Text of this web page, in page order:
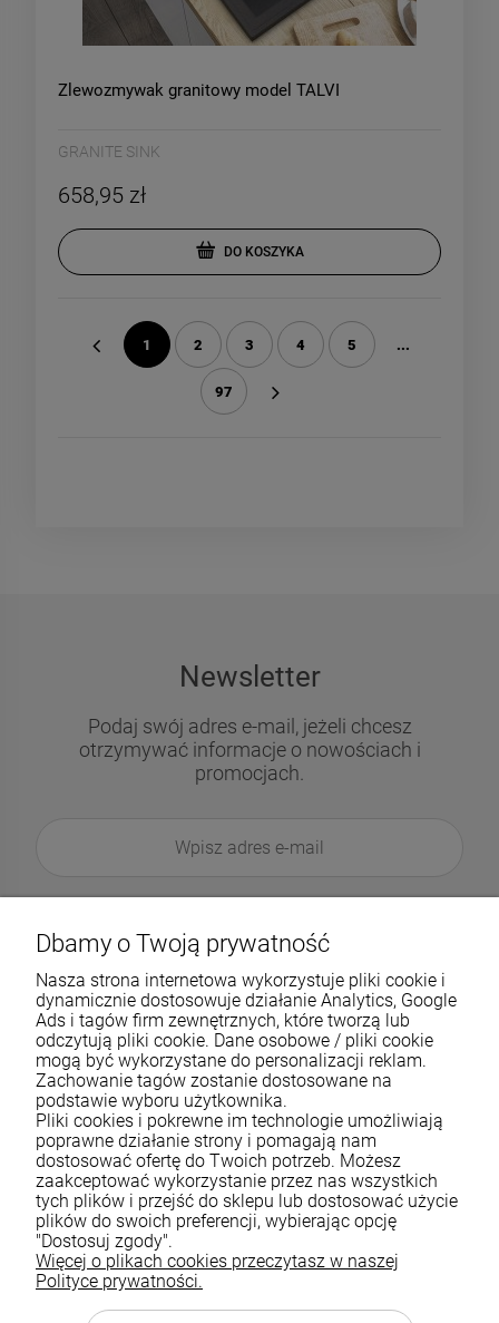
Zlewozmywak granitowy model TALVI
GRANITE SINK
658,95 zł
DO KOSZYKA
1 2 3 4 5 ...
97
Newsletter
Podaj swój adres e-mail, jeżeli chcesz
otrzymywać informacje o nowościach i
promocjach.
Pomoc
Moje konto
Płatności i dostawa
Informacje
Dbamy o Twoją prywatność
Nasza strona internetowa wykorzystuje pliki cookie i
dynamicznie dostosowuje działanie Analytics, Google
Ads i tagów firm zewnętrznych, które tworzą lub
odczytują pliki cookie. Dane osobowe / pliki cookie
mogą być wykorzystane do personalizacji reklam.
Zachowanie tagów zostanie dostosowane na
podstawie wyboru użytkownika.
Pliki cookies i pokrewne im technologie umożliwiają
poprawne działanie strony i pomagają nam
dostosować ofertę do Twoich potrzeb. Możesz
zaakceptować wykorzystanie przez nas wszystkich
tych plików i przejść do sklepu lub dostosować użycie
plików do swoich preferencji, wybierając opcję
"Dostosuj zgody".
Więcej o plikach cookies przeczytasz w naszej
Polityce prywatności.